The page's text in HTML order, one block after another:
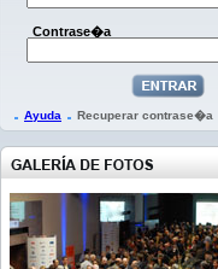
Contrase�a
Ayuda Recuperar contrase�a